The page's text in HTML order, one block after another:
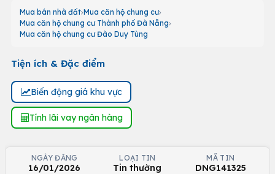
Mua bán nhà đất Mua căn hộ chung cư
Mua căn hộ chung cư Thành phố Đà Nẵng
Mua căn hộ chung cư Đào Duy Tùng
Tiện ích & Đặc điểm
Biến động giá khu vực
Tính lãi vay ngân hàng
NGÀY ĐĂNG
16/01/2026
LOẠI TIN
Tin thường
MÃ TIN
DNG141325